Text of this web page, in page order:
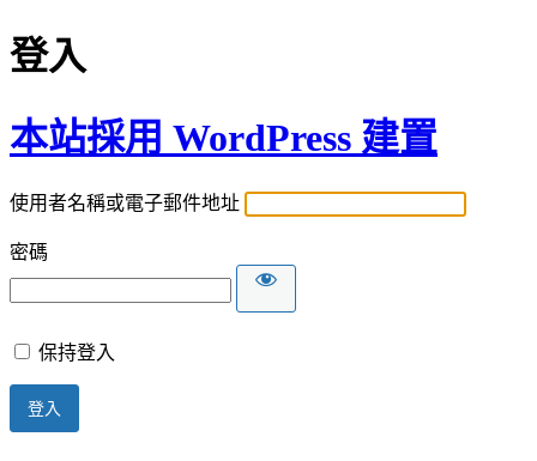
登入
本站採用 WordPress 建置
使用者名稱或電子郵件地址
密碼
保持登入